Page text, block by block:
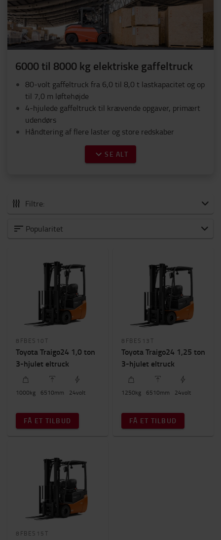
6000 til 8000 kg elektriske gaffeltruck
80-volt gaffeltruck fra 6,0 til 8,0 t lastkapacitet og op
til 7,0 m løftehøjde
4-hjulede gaffeltruck til krævende opgaver, primært
udendørs
Håndtering af flere laster og store redskaber
SE ALT
Filtre:
Alle elektriske gaffeltruck
2000 til 5000 kg
6000 til 8000 kg
Hvilken anvendelse?
Produktion
(3)
Kapacitet
1500kg
Løftehøjde (mm)
Byggehøjde
Popularitet
8FBES10T
Toyota Traigo24 1,0 ton
3-hjulet eltruck
1000kg 6510mm 24volt
FÅ ET TILBUD
8FBES13T
Toyota Traigo24 1,25 ton
3-hjulet eltruck
1250kg 6510mm 24volt
FÅ ET TILBUD
8FBES15T